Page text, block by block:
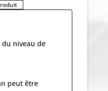
du niveau de
peut être